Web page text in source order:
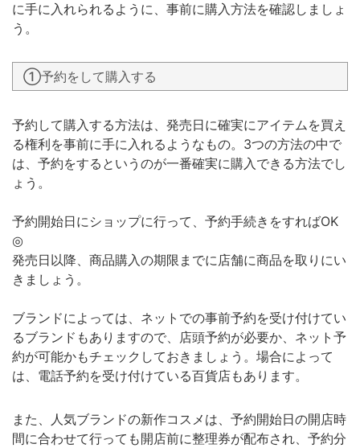
に手に入れられるように、事前に購入方法を確認しましょ
う。
①予約をして購入する
予約して購入する方法は、発売日に確実にアイテムを買え
る権利を事前に手に入れるようなもの。3つの方法の中で
は、予約をするというのが一番確実に購入できる方法でし
ょう。
予約開始日にショップに行って、予約手続きをすればOK
◎
発売日以降、商品購入の期限までに店舗に商品を取りにい
きましょう。
ブランドによっては、ネットでの事前予約を受け付けてい
るブランドもありますので、店頭予約が必要か、ネット予
約が可能かもチェックしておきましょう。場合によって
は、電話予約を受け付けている百貨店もあります。
また、人気ブランドの新作コスメは、予約開始日の開店時
間に合わせて行っても開店前に整理券が配布され、予約分